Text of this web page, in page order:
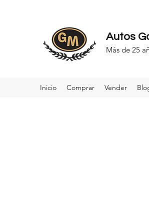
Autos
Más de 25
Inicio Comprar Vender